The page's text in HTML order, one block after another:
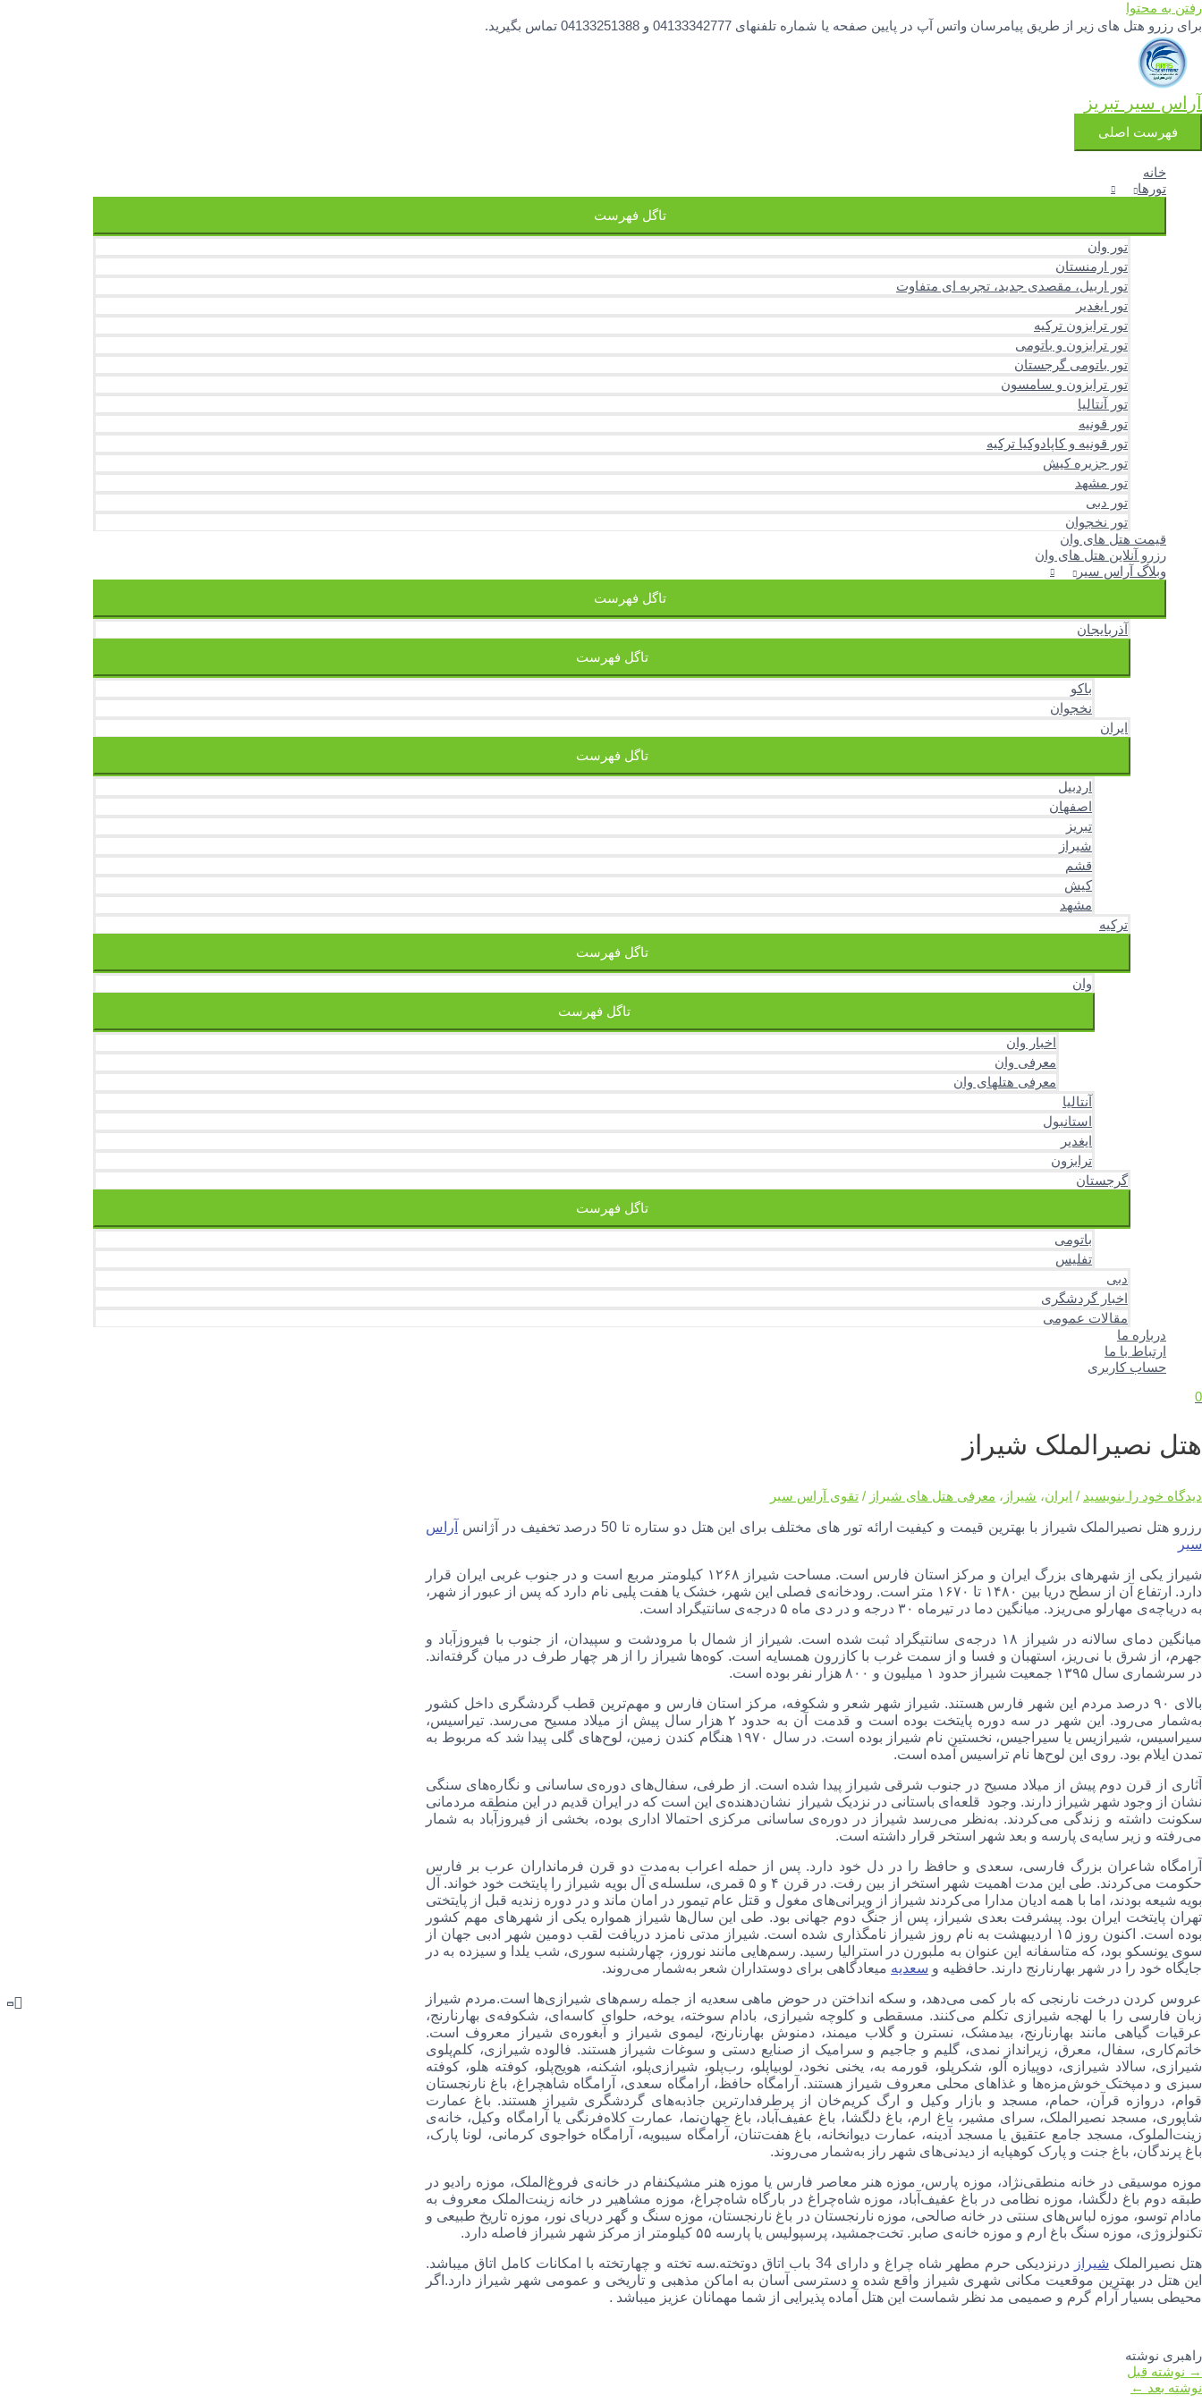
رفتن به محتوا
برای رزرو هتل های زیر از طریق پیامرسان واتس آپ در پایین صفحه یا شماره تلفنهای 04133342777 و 04133251388 تماس بگیرید.
آراس سیر تبریز
فهرست اصلی
خانه
تورها
تاگل فهرست
تور وان
تور ارمنستان
تور اربیل، مقصدی جدید، تجربه ای متفاوت
تور ایغدیر
تور ترابزون ترکیه
تور ترابزون و باتومی
تور باتومی گرجستان
تور ترابزون و سامسون
تور آنتالیا
تور قونیه
تور قونیه و کاپادوکیا ترکیه
تور جزیره کیش
تور مشهد
تور دبی
تور نخجوان
قیمت هتل های وان
رزرو آنلاین هتل های وان
وبلاگ آراس سیر
تاگل فهرست
آذربایجان
تاگل فهرست
باکو
نخجوان
ایران
تاگل فهرست
اردبیل
اصفهان
تبریز
شیراز
قشم
کیش
مشهد
ترکیه
تاگل فهرست
وان
تاگل فهرست
اخبار وان
معرفی وان
معرفی هتلهای وان
آنتالیا
استانبول
ایغدیر
ترابزون
گرجستان
تاگل فهرست
باتومی
تفلیس
دبی
اخبار گردشگری
مقالات عمومی
درباره ما
ارتباط با ما
حساب کاربری
0
هتل نصیرالملک شیراز
دیدگاه‌ خود را بنویسید / ایران، شیراز ، معرفی هتل های شیراز / تقوی آراس سیر
رزرو هتل نصیرالملک شیراز با بهترین قیمت و کیفیت ارائه تور های مختلف برای این هتل دو ستاره تا 50 درصد تخفیف در آژانس
آراس
سیر
شیراز یکی از شهرهای بزرگ ایران و مرکز استان فارس است. مساحت شیراز ۱۲۶۸ کیلومتر مربع است و در جنوب غربی ایران قرار
دارد. ارتفاع آن از سطح دریا بین ۱۴۸۰ تا ۱۶۷۰ متر است. رودخانه‌ی فصلی این شهر، خشک یا هفت پلیی نام دارد که پس از عبور از شهر،‌
به دریاچه‌ی مهارلو می‌ریزد. میانگین دما در تیرماه ۳۰ درجه و در دی ماه ۵ درجه‌ی سانتیگراد است.
میانگین دمای سالانه در شیراز ۱۸ درجه‌ی سانتیگراد ثبت شده است. شیراز از شمال با مرودشت و سپیدان، از جنوب با فیروزآباد و
جهرم، از شرق با نی‌ریز، استهبان و فسا و از سمت غرب با کازرون همسایه است. کوه‌ها شیراز را از هر چهار طرف در میان گرفته‌اند.
در سرشماری سال ۱۳۹۵ جمعیت شیراز حدود ۱ میلیون و ۸۰۰ هزار نفر بوده است.
بالای ۹۰ درصد مردم این شهر فارس هستند. شیراز شهر شعر و شکوفه، مرکز استان فارس و مهم‌ترین قطب‌ گردشگری داخل کشور
به‌شمار می‌رود. این شهر در سه دوره پایتخت بوده است و قدمت آن به حدود ۲ هزار سال پیش از میلاد مسیح می‌رسد. تیراسیس،‌
سیراسیس، شیرازیس یا سیراجیس، نخستین نام شیراز بوده است. در سال ۱۹۷۰ هنگام کندن زمین،‌ لوح‌های گلی پیدا شد که مربوط به
تمدن ایلام بود. روی این لوح‌ها نام تراسیس آمده است.
آثاری از قرن دوم پیش از میلاد مسیح در جنوب شرقی شیراز پیدا شده است. از طرفی، سفال‌های دوره‌ی ساسانی و نگاره‌های سنگی
نشان از وجود شهر شیراز دارند. وجود قلعه‌ای باستانی در نزدیک شیراز نشان‌دهنده‌ی این است که در ایران قدیم در این منطقه‌ مردمانی
سکونت داشته و زندگی می‌کردند. به‌نظر می‌رسد شیراز در دوره‌ی ساسانی مرکزی احتمالا اداری بوده، بخشی از فیروز‌آباد به شمار
می‌رفته و زیر سایه‌ی پارسه و بعد شهر استخر قرار داشته است.
آرامگاه شاعران بزرگ فارسی، سعدی و حافظ را در دل خود دارد. پس از حمله اعراب به‌مدت دو قرن فرمانداران عرب بر فارس
حکومت می‌کردند. طی این مدت اهمیت شهر استخر از بین رفت. در قرن ۴ و ۵ قمری، سلسله‌ی آل بویه شیراز را پایتخت خود خواند. آل
بویه شیعه بودند، اما با همه‌ ادیان مدارا می‌کردند شیراز از ویرانی‌های مغول و قتل عام تیمور در امان ماند و در دوره زندیه قبل از پایتختی
تهران پایتخت ایران بود. پیشرفت بعدی شیراز، پس از جنگ دوم جهانی بود. طی این سال‌ها شیراز همواره یکی از شهرهای مهم کشور
بوده است. اکنون روز ۱۵ اردیبهشت به نام روز شیراز نامگذاری شده است. شیراز مدتی نامزد دریافت لقب دومین شهر ادبی جهان از
سوی یونسکو بود، که متاسفانه این عنوان به ملبورن در استرالیا رسید. رسم‌هایی مانند نوروز، چهارشنبه سوری، شب یلدا و سیزده به در
جایگاه خود را در شهر بهارنارنج دارند. حافظیه و سعدیه میعادگاهی برای دوستداران شعر به‌شمار می‌روند.
عروس کردن درخت نارنجی که بار کمی می‌دهد، و سکه انداختن در حوض ماهی سعدیه از جمله رسم‌های شیرازی‌ها است.مردم شیراز
زبان فارسی را با لهجه شیرازی تکلم می‌کنند. مسقطی و کلوچه شیرازی، بادام سوخته،‌ ‌یوخه، حلوای کاسه‌ای، شکوفه‌ی بهارنارنج،
عرقیات گیاهی مانند بهارنارنج، بیدمشک، نسترن و گلاب میمند، دمنوش بهارنارنج، لیموی شیراز و آبغوره‌ی شیراز معروف است.
خاتم‌کاری، سفال، معرق، زیرانداز نمدی، گلیم و جاجیم و سرامیک از صنایع دستی و سوغات شیراز هستند. فالوده شیرازی،‌ کلم‌پلوی
شیرازی، سالاد شیرازی، دوپیازه آلو، شکرپلو، قورمه به، یخنی نخود، لوبیاپلو، رب‌پلو، شیرازی‌پلو، اشکنه،‌ هویج‌پلو، کوفته هلو،‌ کوفته
سبزی و دمپختک خوش‌مزه‌ها و غذاهای محلی معروف شیراز هستند. آرامگاه حافظ، آرامگاه سعدی، آرامگاه شاهچراغ،‌ باغ نارنجستان
قوام،‌ دروازه قرآن، حمام، مسجد و بازار وکیل و ارگ کریم‌خان از پرطرفدارترین جاذبه‌های گردشگری شیراز هستند. باغ عمارت
شاپوری، مسجد نصیرالملک، سرای مشیر، باغ ارم،‌ باغ دلگشا، باغ عفیف‌آباد، باغ جهان‌نما،‌ عمارت کلاه‌فرنگی یا آرامگاه وکیل، خانه‌ی
زینت‌الملوک، مسجد جامع عتقیق یا مسجد آدینه، عمارت دیوانخانه، باغ هفت‌تنان، آرامگاه سیبویه، آرامگاه خواجوی کرمانی، لونا پارک،
باغ پرندگان،‌ باغ جنت و پارک کوهپایه از دیدنی‌های شهر راز به‌شمار می‌روند.
موزه موسیقی در خانه منطقی‌نژاد،‌ موزه‌ پارس،‌ موزه هنر معاصر فارس یا موزه هنر مشیکنفام در خانه‌ی فروغ‌الملک، موزه رادیو در
طبقه دوم باغ دلگشا،‌ موزه نظامی در باغ عفیف‌آباد،‌ موزه شاه‌چراغ در بارگاه شاه‌چراغ،‌ موزه مشاهیر در خانه زینت‌الملک معروف به
مادام توسو،‌ موزه لباس‌های سنتی در خانه صالحی،‌ موزه نارنجستان در باغ نارنجستان،‌ موزه سنگ و گهر دریای نور، موزه تاریخ طبیعی و
تکنولزوژی، موزه سنگ باغ ارم و موزه‌ خانه‌ی صابر. تخت‌جمشید، پرسپولیس یا پارسه ۵۵ کیلومتر از مرکز شهر شیراز فاصله دارد.
هتل نصیرالملک شیراز
درنزدیکی حرم مطهر شاه چراغ و دارای 34 باب اتاق دوتخته.سه تخته و چهارتخته با امکانات کامل اتاق میباشد.
این هتل در بهترین موقعیت مکانی شهری شیراز واقع شده و دسترسی آسان به اماکن مذهبی و تاریخی و عمومی شهر شیراز دارد.اگر
محیطی بسیار آرام گرم و صمیمی مد نظر شماست این هتل آماده پذیرایی از شما مهمانان عزیز میباشد .
راهبری نوشته
→ نوشته قبل
نوشته بعد ←